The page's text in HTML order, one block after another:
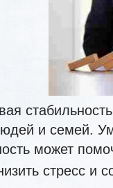
и семей.
может
стресс и